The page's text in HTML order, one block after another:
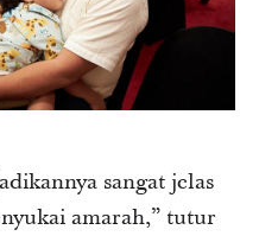
sangat jelas
amarah,” tutur